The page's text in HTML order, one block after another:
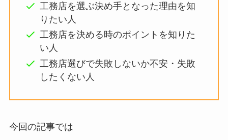
工務店を選ぶ決め手となった理由を知
りたい人
工務店を決める時のポイントを知りた
い人
工務店選びで失敗しないか不安・失敗
したくない人
今回の記事では